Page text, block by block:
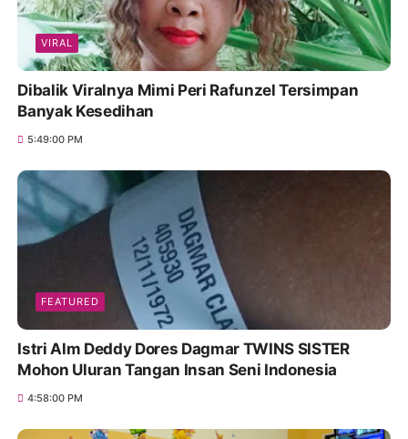
VIRAL
Dibalik Viralnya Mimi Peri Rafunzel Tersimpan
Banyak Kesedihan
5:49:00 PM
FEATURED
Istri Alm Deddy Dores Dagmar TWINS SISTER
Mohon Uluran Tangan Insan Seni Indonesia
4:58:00 PM